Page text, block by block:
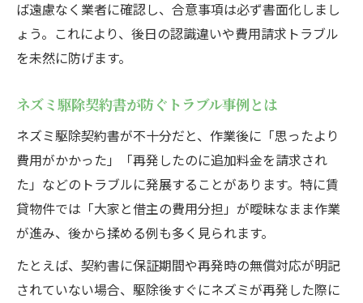
ば遠慮なく業者に確認し、合意事項は必ず書面化しまし
ょう。これにより、後日の認識違いや費用請求トラブル
を未然に防げます。
ネズミ駆除契約書が防ぐトラブル事例とは
ネズミ駆除契約書が不十分だと、作業後に「思ったより
費用がかかった」「再発したのに追加料金を請求され
た」などのトラブルに発展することがあります。特に賃
貸物件では「大家と借主の費用分担」が曖昧なまま作業
が進み、後から揉める例も多く見られます。
たとえば、契約書に保証期間や再発時の無償対応が明記
されていない場合、駆除後すぐにネズミが再発した際に